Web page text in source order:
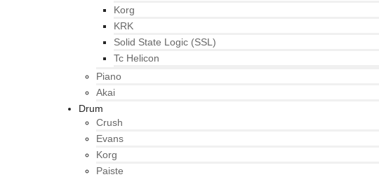
Korg
KRK
Solid State Logic (SSL)
Tc Helicon
Piano
Akai
Drum
Crush
Evans
Korg
Paiste